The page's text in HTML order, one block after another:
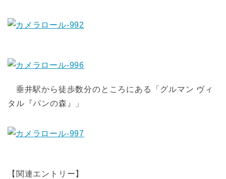
垂井駅から徒歩数分のところにある「グルマン ヴィ
タル『パンの森』」
【関連エントリー】